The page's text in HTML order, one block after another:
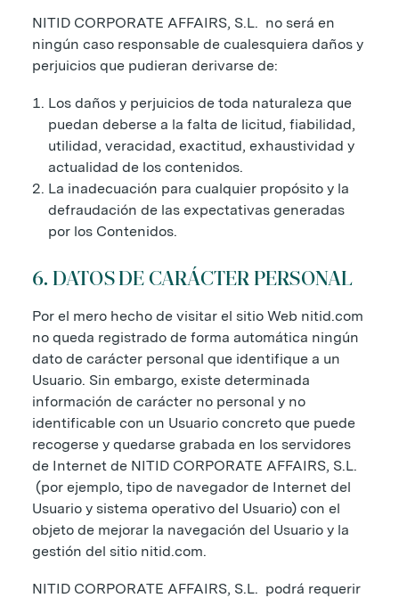
NITID CORPORATE AFFAIRS, S.L. no será en
ningún caso responsable de cualesquiera daños y
perjuicios que pudieran derivarse de:
Los daños y perjuicios de toda naturaleza que
puedan deberse a la falta de licitud, fiabilidad,
utilidad, veracidad, exactitud, exhaustividad y
actualidad de los contenidos.
La inadecuación para cualquier propósito y la
defraudación de las expectativas generadas
por los Contenidos.
6. DATOS DE CARÁCTER PERSONAL
Por el mero hecho de visitar el sitio Web nitid.com
no queda registrado de forma automática ningún
dato de carácter personal que identifique a un
Usuario. Sin embargo, existe determinada
información de carácter no personal y no
identificable con un Usuario concreto que puede
recogerse y quedarse grabada en los servidores
de Internet de NITID CORPORATE AFFAIRS, S.L.
(por ejemplo, tipo de navegador de Internet del
Usuario y sistema operativo del Usuario) con el
objeto de mejorar la navegación del Usuario y la
gestión del sitio nitid.com.
NITID CORPORATE AFFAIRS, S.L. podrá requerir